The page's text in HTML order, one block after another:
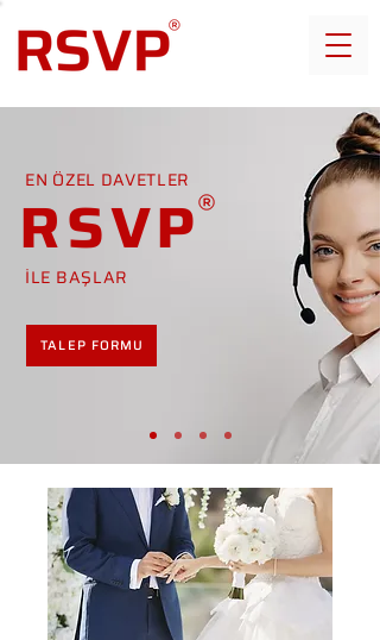
EN ÖZEL DAVETLER
RSVP
İLE BAŞLAR
TALEP FORMU